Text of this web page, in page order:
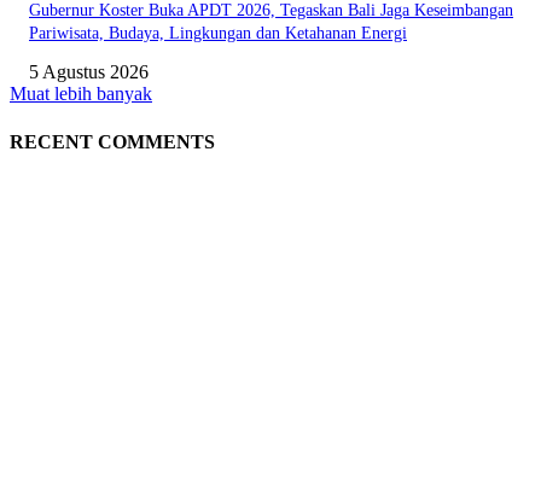
Gubernur Koster Buka APDT 2026, Tegaskan Bali Jaga Keseimbangan
Pariwisata, Budaya, Lingkungan dan Ketahanan Energi
5 Agustus 2026
Muat lebih banyak
RECENT COMMENTS